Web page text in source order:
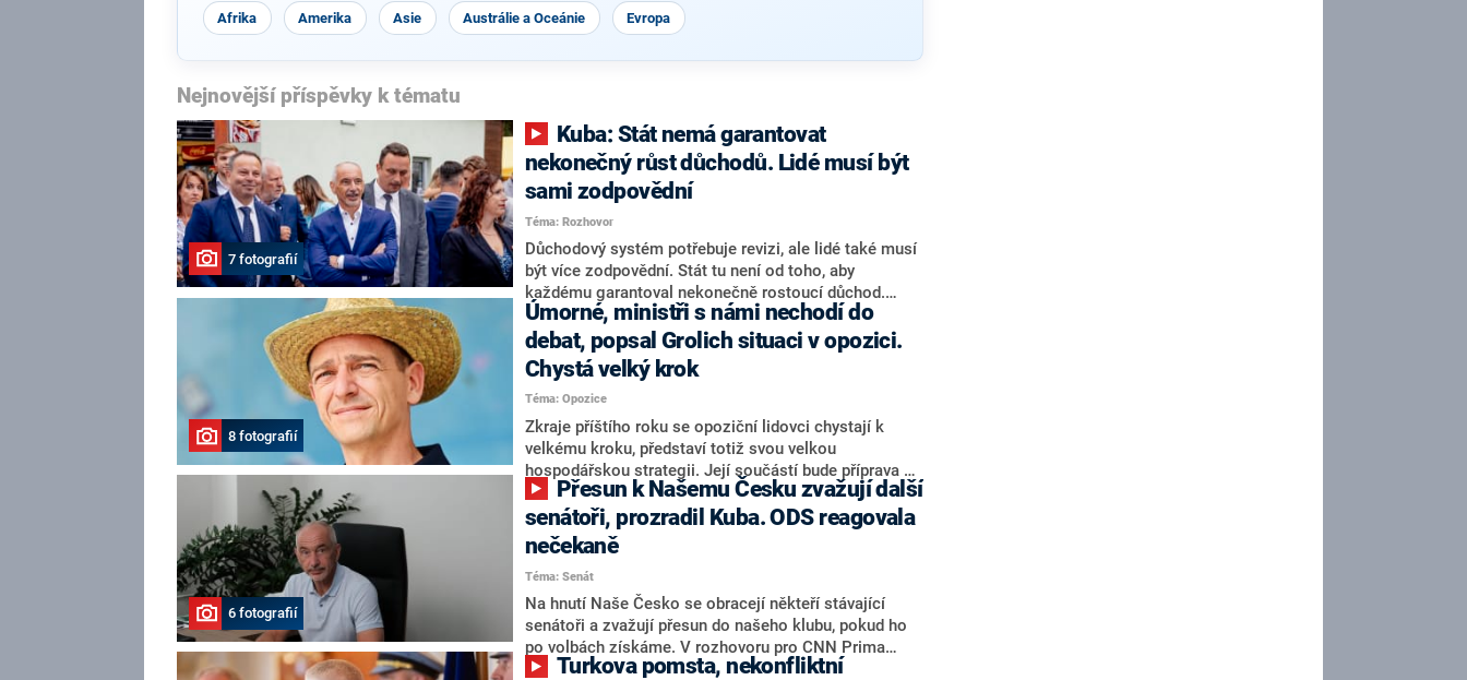
Afrika Amerika Asie Austrálie a Oceánie Evropa
Nejnovější příspěvky k tématu
7 fotografií
nekonečný růst důchodů. Lidé musí být
sami zodpovědní
Téma: Rozhovor
Důchodový systém potřebuje revizi, ale lidé také musí
být více zodpovědní. Stát tu není od toho, aby
každému garantoval nekonečně rostoucí důchod.
Chybí tu nový systém a my ho představíme,řekl
hejtman Jihočeského kraje a předseda hnutí Naše
Česko Martin Kuba v rozhovoru pro CNN Prima NEWS.
V čele státu pak podle něj nemůže být člověk, který by
střetem zájmů omezoval čerpání financí a rozvoj,
dodal. Řešení u Andreje Babiše ale hodnotit nechtěl.
8 fotografií
Úmorné, ministři s námi nechodí do
debat, popsal Grolich situaci v opozici.
Chystá velký krok
Téma: Opozice
Zkraje příštího roku se opoziční lidovci chystají k
velkému kroku, představí totiž svou velkou
hospodářskou strategii. Její součástí bude příprava na
stárnutí populace, řekl ve středu na setkání s novináři
nový předseda lidovců Jan Grolich. Ten zároveň v
senátních volbách kandiduje ve Vyškově. Popsal i
aktivitu opozice, o níž vládní strany nebo političtí
komentátoři mluví jako o slabé a v defenzivě. „Je to
úmorná práce upozorňovat na chyby vlády. Ministři s
námi navíc nechodí do debat. Chceme ale ukazovat
svoje témata,“ odpověděl Grolich na dotaz CNN Prima
NEWS.
6 fotografií
senátoři, prozradil Kuba. ODS reagovala
nečekaně
Téma: Senát
Na hnutí Naše Česko se obracejí někteří stávající
senátoři a zvažují přesun do našeho klubu, pokud ho
po volbách získáme. V rozhovoru pro CNN Prima
NEWS to řekl zakladatel hnutí a jihočeský hejtman